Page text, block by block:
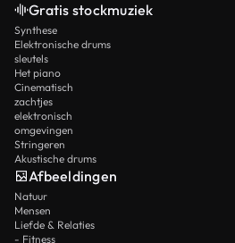
Gratis stockmuziek
Synthese
Elektronische drums
sleutels
Het piano
Cinematisch
zachtjes
elektronisch
omgevingen
Stringeren
Akustische drums
Afbeeldingen
Natuur
Mensen
Liefde & Relaties
- Fitness